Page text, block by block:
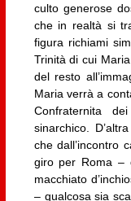
culto generose
che in realtà si
figura richiami
Trinità di cui
del resto
Maria verrà a
Confraternita
sinarchico.
che dall’incontro
giro per Roma –
macchiato
– qualcosa sia